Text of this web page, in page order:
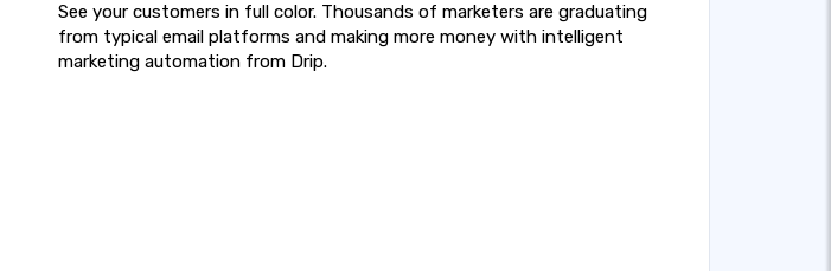
See your customers in full color. Thousands of marketers are graduating
from typical email platforms and making more money with intelligent
marketing automation from Drip.